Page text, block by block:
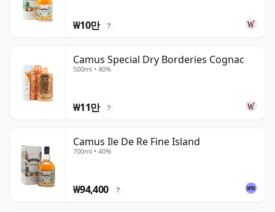
₩10만 ?
Camus Special Dry Borderies Cognac
500ml • 40%
₩11만 ?
Camus Ile De Re Fine Island
700ml • 40%
₩94,400 ?